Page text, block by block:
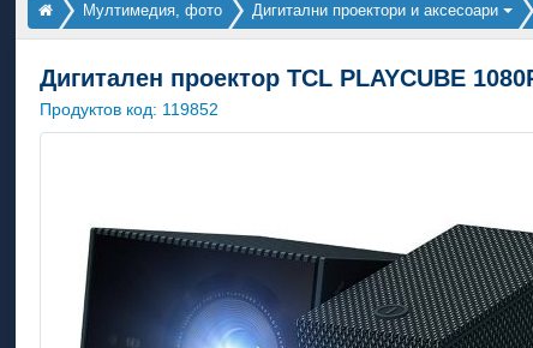
Мултимедия, фото Дигитални проектори и аксесоари
Дигитален проектор TCL PLAYCUBE
Продуктов код: 119852